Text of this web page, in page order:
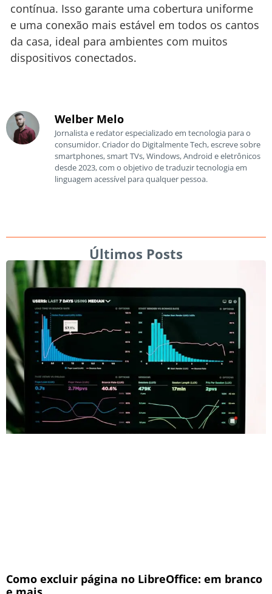
contínua. Isso garante uma cobertura uniforme
e uma conexão mais estável em todos os cantos
da casa, ideal para ambientes com muitos
dispositivos conectados.
Welber Melo
Jornalista e redator especializado em tecnologia para o
consumidor. Criador do Digitalmente Tech, escreve sobre
smartphones, smart TVs, Windows, Android e eletrônicos
desde 2023, com o objetivo de traduzir tecnologia em
linguagem acessível para qualquer pessoa.
Últimos Posts
Como excluir página no LibreOffice: em branco